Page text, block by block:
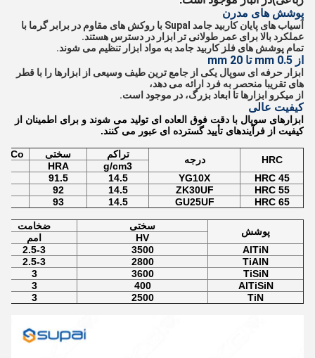
پوشش های مدرن
آسیاب های پایان کاربید جامد Supal با روکش های مقاوم در برابر گرما با
عملکرد بالا برای عمر طولانی تر ابزار در دسترس هستند.
تمام پوشش های فلز کاربید جامد به مواد ابزار تنظیم می شوند.
از 0.5 mm تا 20 mm
ابزار حرفه ای سوپال یکی از جامع ترین طیف وسیعی از ابزارها را با قطر
های تقریبا منحصر به فرد ارائه می دهد،
از میکرو ابزارها تا ابعاد بزرگ، در موجود است.
کیفیت عالی
ابزارهای سوپال با دقت فوق العاده ای تولید می شوند و برای اطمینان از
کیفیت از فرآیندهای تأیید گسترده ای عبور می کنند.
HRC درجه تراکم سختی
Co محتوای
g/cm3
HRA
45 HRC
YG10X
14.5
91.5
55 HRC
ZK30UF
14.5
92
65 HRC
GU25UF
14.5
93
پوشش سختی
ضخامت
HV
امم
AlTiN
3500
2.5-3
TiAlN
2800
2.5-3
TiSiN
3600
3
AlTiSiN
400
3
TiN
2500
3